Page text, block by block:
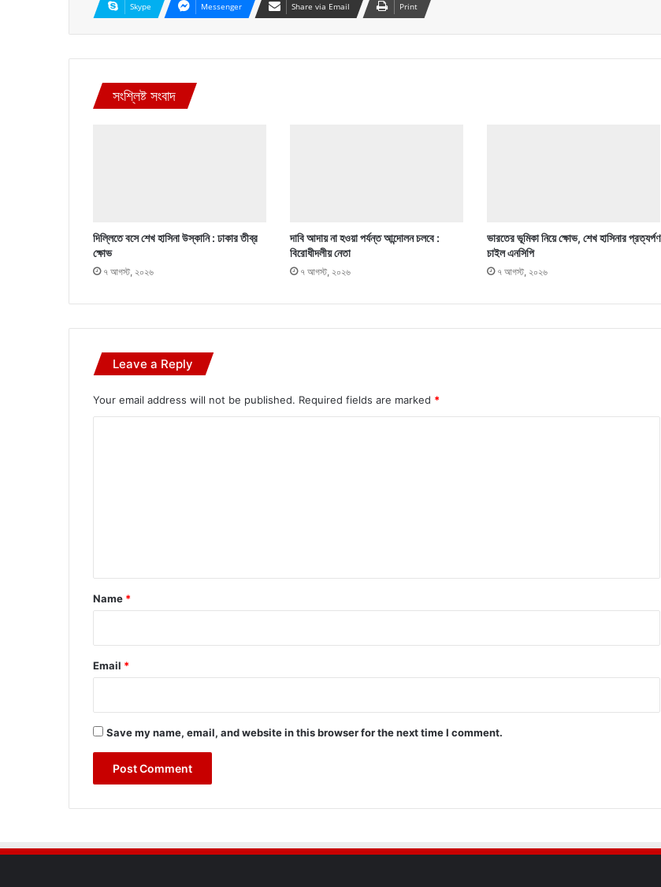
Skype Messenger Share via Email Print
সংশ্লিষ্ট সংবাদ
দিল্লিতে বসে শেখ হাসিনা উস্কানি : ঢাকার তীব্র
ক্ষোভ
৭ আগস্ট, ২০২৬
দাবি আদায় না হওয়া পর্যন্ত আন্দোলন চলবে :
বিরোধীদলীয় নেতা
৭ আগস্ট, ২০২৬
ভারতের ভূমিকা নিয়ে ক্ষোভ, শেখ হাসিনার প্রত্যর্পণ
চাইল এনসিপি
৭ আগস্ট, ২০২৬
Leave a Reply
Your email address will not be published. Required fields are marked *
*
Name *
Email *
Save my name, email, and website in this browser for the next time I comment.